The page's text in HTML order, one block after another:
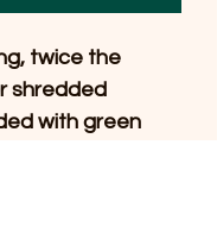
twice the
shredded
with green